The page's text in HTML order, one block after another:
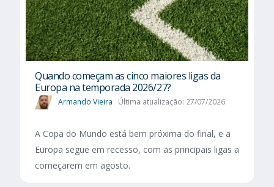
Quando começam as cinco maiores ligas da
Europa na temporada 2026/27?
Armando Vieira Última atualização: 27/07/2026
A Copa do Mundo está bem próxima do final, e a
Europa segue em recesso, com as principais ligas a
começarem em agosto.